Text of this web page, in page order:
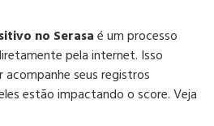
no Serasaé um processo
pela internet. Isso
seus registros
estão impactando o score. Veja